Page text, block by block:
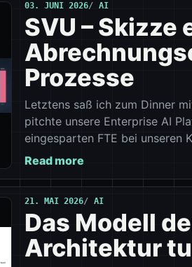
03. JUNI 2026 AI
SVU – Skizze
Prozesse
Letztens saß ich zum Dinner
pitchte unsere Enterprise AI
eingesparten FTE bei unseren
Read more
21. MAI 2026 AI
Das Modell
Architektur